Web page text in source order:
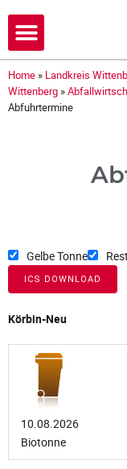
Home » Landkreis
Wittenberg »
Abfuhrtermine
Gelbe Tonne
ICS DOWNLOAD
Körbin-Neu
10.08.2026
Biotonne